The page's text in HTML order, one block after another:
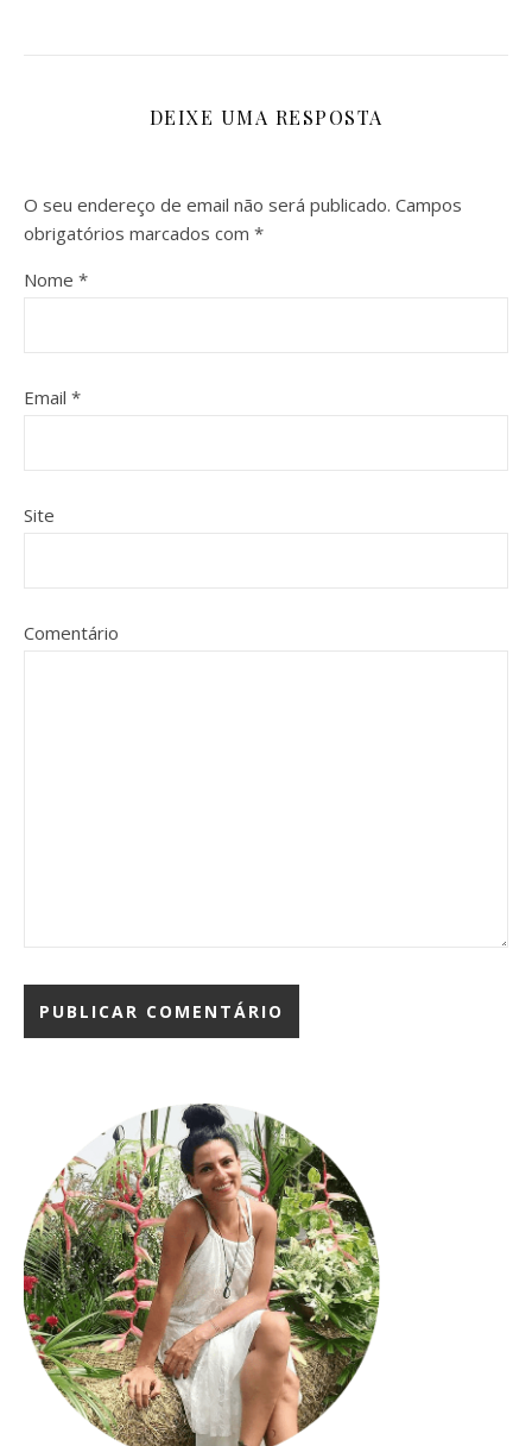
DEIXE UMA RESPOSTA
O seu endereço de email não será publicado. Campos
obrigatórios marcados com *
Nome *
Email *
Site
Comentário